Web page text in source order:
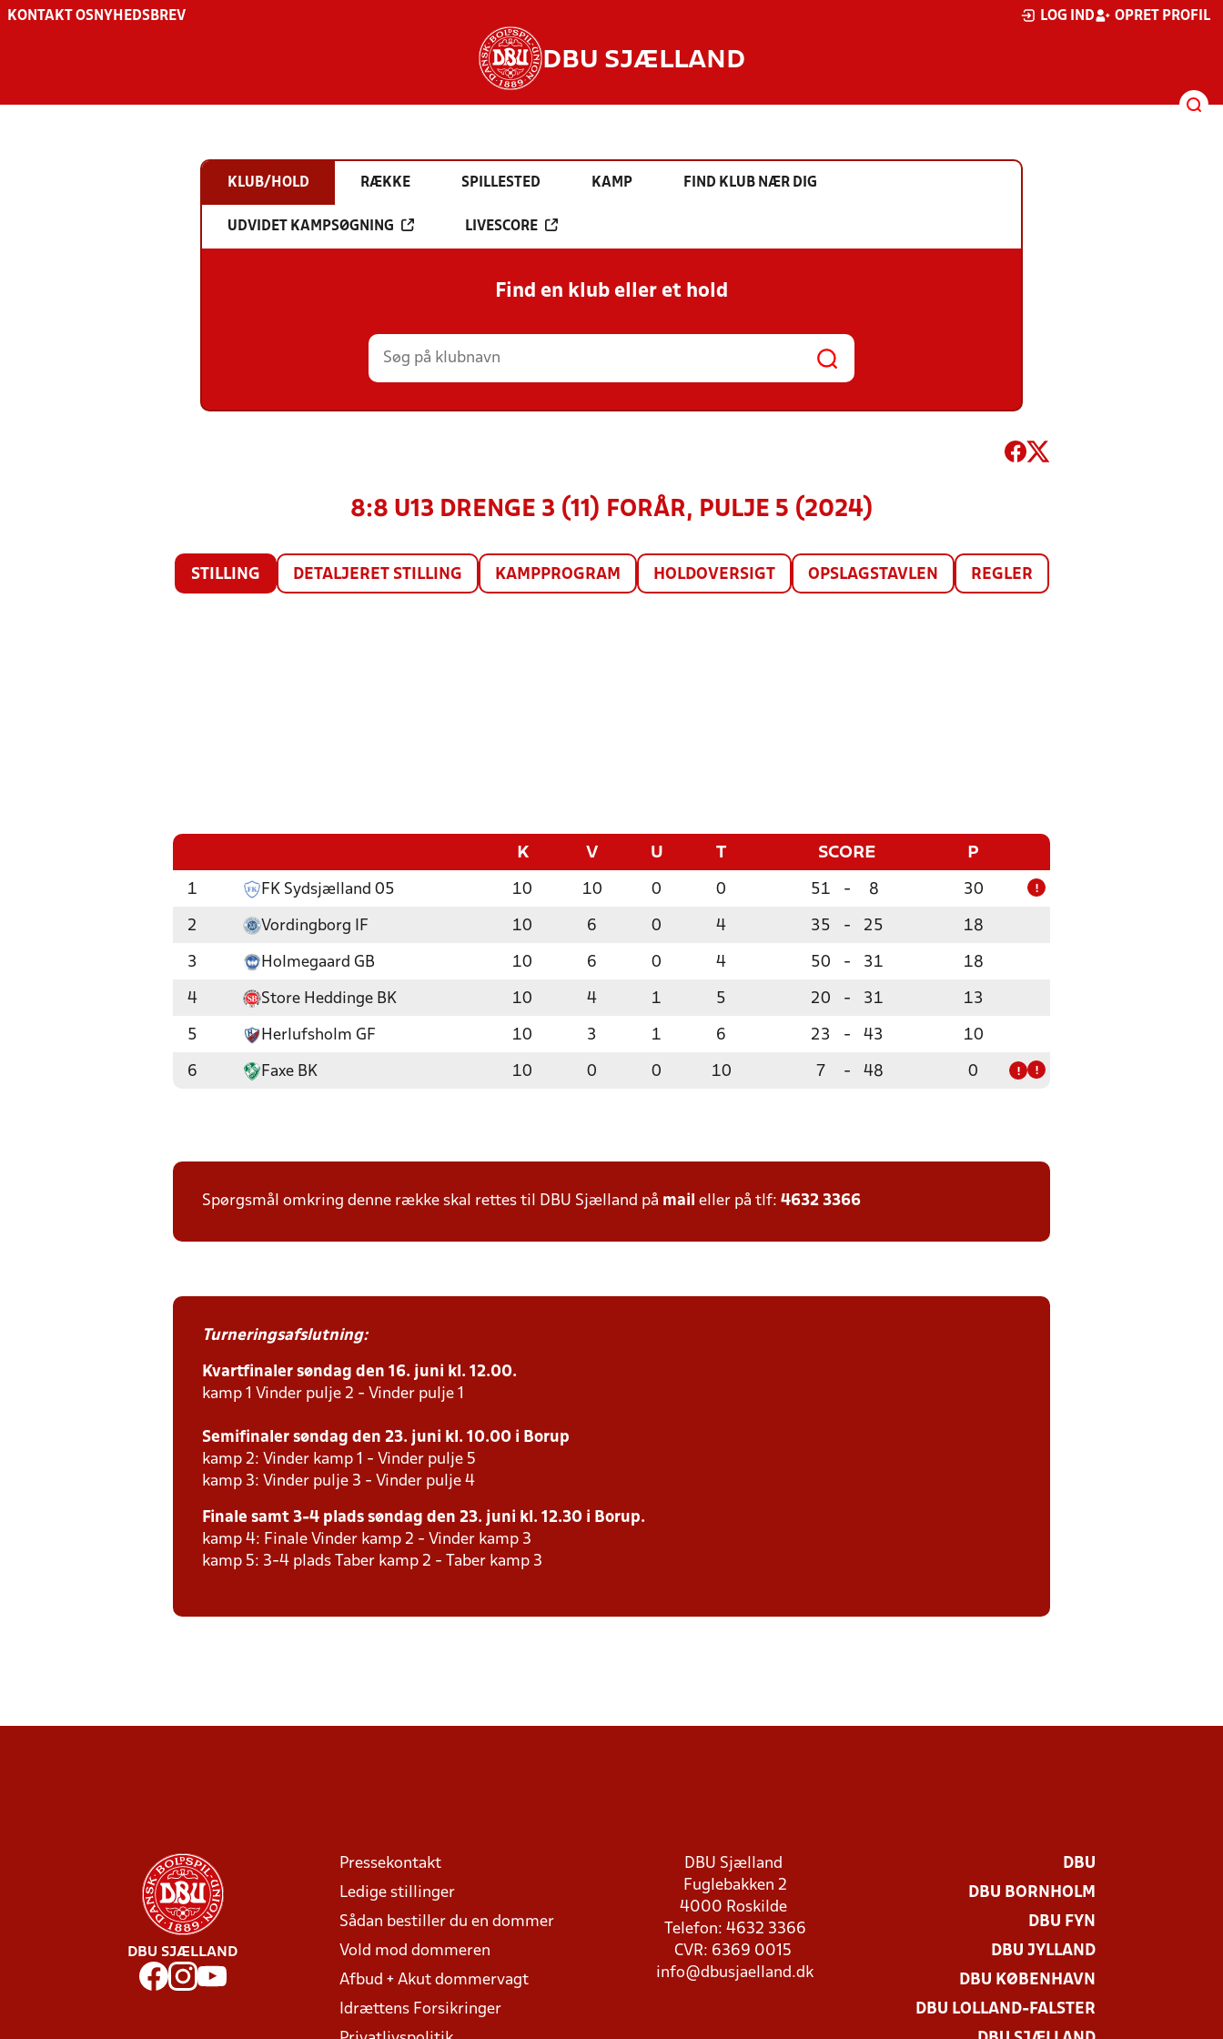
KONTAKT OS NYHEDSBREV LOG IND OPRET PROFIL
DBU SJÆLLAND
KLUB/HOLD RÆKKE SPILLESTED KAMP FIND KLUB NÆR DIG
UDVIDET KAMPSØGNING LIVESCORE
Find en klub eller et hold
8:8 U13 DRENGE 3 (11) FORÅR, PULJE 5 (2024)
STILLING DETALJERET STILLING KAMPPROGRAM HOLDOVERSIGT OPSLAGSTAVLEN REGLER
K V U T SCORE P
1 FK Sydsjælland 05 10 10 0 0 51 - 8 30 !
2 Vordingborg IF 10 6 0 4 35 - 25 18
3 Holmegaard GB 10 6 0 4 50 - 31 18
4 Store Heddinge BK 10 4 1 5 20 - 31 13
5 Herlufsholm GF 10 3 1 6 23 - 43 10
6 Faxe BK 10 0 0 10 7 - 48 0 ! !
Spørgsmål omkring denne række skal rettes til DBU Sjælland på mail eller på tlf: 4632 3366
Turneringsafslutning:
Kvartfinaler søndag den 16. juni kl. 12.00.
kamp 1 Vinder pulje 2 - Vinder pulje 1
Semifinaler søndag den 23. juni kl. 10.00 i Borup
kamp 2: Vinder kamp 1 - Vinder pulje 5
kamp 3: Vinder pulje 3 - Vinder pulje 4
Finale samt 3-4 plads søndag den 23. juni kl. 12.30 i Borup.
kamp 4: Finale Vinder kamp 2 - Vinder kamp 3
kamp 5: 3-4 plads Taber kamp 2 - Taber kamp 3
DBU SJÆLLAND
Pressekontakt
Ledige stillinger
Sådan bestiller du en dommer
Vold mod dommeren
Afbud + Akut dommervagt
Idrættens Forsikringer
DBU Sjælland
Fuglebakken 2
4000 Roskilde
Telefon: 4632 3366
CVR: 6369 0015
info@dbusjaelland.dk
DBU
DBU BORNHOLM
DBU FYN
DBU JYLLAND
DBU KØBENHAVN
DBU LOLLAND-FALSTER